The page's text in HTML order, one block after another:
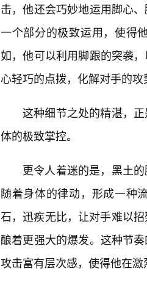
击，他还会巧妙地运用脚心
一个部分的极致运用，使得
如，他可以利用脚跟的突袭
心轻巧的点拨，化解对手的攻
这种细节之处的精湛，
体的极致掌控。
更令人着迷的是，黑土
随着身体的律动，形成一种
石，迅疾无比，让对手难以
酿着更强大的爆发。这种节
攻击富有层次感，使得他在激